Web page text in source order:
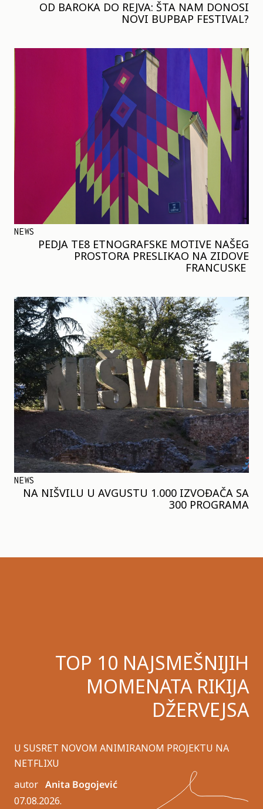
OD BAROKA DO REJVA: ŠTA NAM DONOSI
NOVI BUPBAP FESTIVAL?
NEWS
PEDJA TE8 ETNOGRAFSKE MOTIVE NAŠEG
PROSTORA PRESLIKAO NA ZIDOVE
FRANCUSKE
NEWS
NA NIŠVILU U AVGUSTU 1.000 IZVOĐAČA SA
300 PROGRAMA
TOP 10 NAJSMEŠNIJIH
MOMENATA RIKIJA
DŽERVEJSA
U SUSRET NOVOM ANIMIRANOM PROJEKTU NA
NETFLIXU
autor Anita Bogojević
07.08.2026.